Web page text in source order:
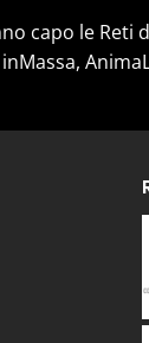
capo le